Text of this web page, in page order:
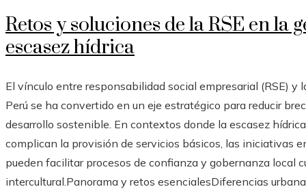
Retos y soluciones de la RSE en la
escasez hídrica
El vínculo entre responsabilidad social empresarial (RSE)
Perú se ha convertido en un eje estratégico para reducir
desarrollo sostenible. En contextos donde la escasez
complican la provisión de servicios básicos, las iniciativas
pueden facilitar procesos de confianza y gobernanza local
intercultural.Panorama y retos esencialesDiferencias